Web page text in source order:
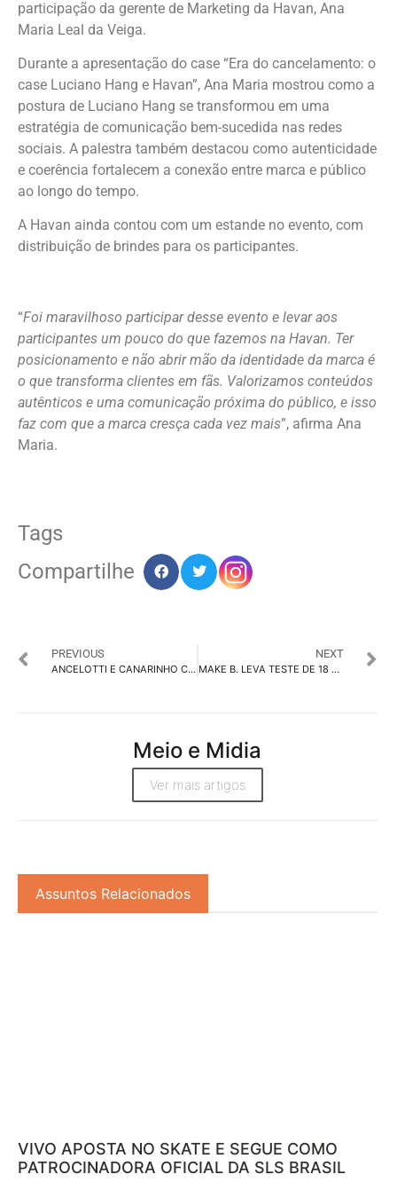
participação da gerente de Marketing da Havan, Ana
Maria Leal da Veiga.
Durante a apresentação do case “Era do cancelamento: o
case Luciano Hang e Havan”, Ana Maria mostrou como a
postura de Luciano Hang se transformou em uma
estratégia de comunicação bem-sucedida nas redes
sociais. A palestra também destacou como autenticidade
e coerência fortalecem a conexão entre marca e público
ao longo do tempo.
A Havan ainda contou com um estande no evento, com
distribuição de brindes para os participantes.
“Foi maravilhoso participar desse evento e levar aos
participantes um pouco do que fazemos na Havan. Ter
posicionamento e não abrir mão da identidade da marca é
o que transforma clientes em fãs. Valorizamos conteúdos
autênticos e uma comunicação próxima do público, e isso
faz com que a marca cresça cada vez mais”, afirma Ana
Maria.
Tags
Compartilhe
PREVIOUS
ANCELOTTI E CANARINHO CHEGAM COM VW TUKAN NA CONVOCAÇÃO DA SELEÇÃO
NEXT
MAKE B. LEVA TESTE DE 18 HORAS PARA CANNES COM THAILA AYALA
Meio e Midia
Ver mais artigos
Assuntos Relacionados
VIVO APOSTA NO SKATE E SEGUE COMO
PATROCINADORA OFICIAL DA SLS BRASIL